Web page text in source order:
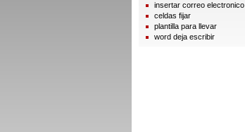
insertar correo electronico
celdas fijar
plantilla para llevar
word deja escribir